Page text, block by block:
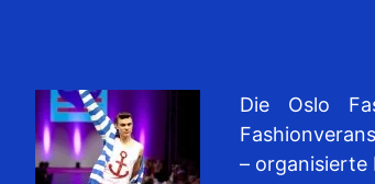
Die Oslo
– organisierte